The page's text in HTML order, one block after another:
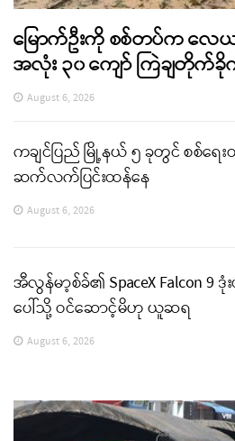
မြောက်ဦးကို စစ်တပ်က လေယ
အလုံး ၃၀ ကျော် ကြဲချတိုက်
August 6, 2026
ကချင်ပြည် မြို့နယ် ၅ ခုတွင် စစ်ရေး
ဆက်လက်ပြင်းထန်နေ
August 6, 2026
အီလွန်မာ့စ်ခ်၏ SpaceX Falcon 9
ပေါ်သို့ ဝင်ဆောင့်မိဟု ယူဆရ
August 6, 2026